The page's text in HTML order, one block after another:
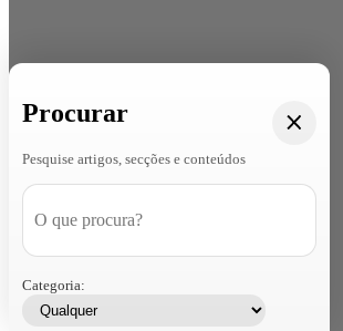
Procurar
Pesquise artigos, secções e conteúdos
Categoria: